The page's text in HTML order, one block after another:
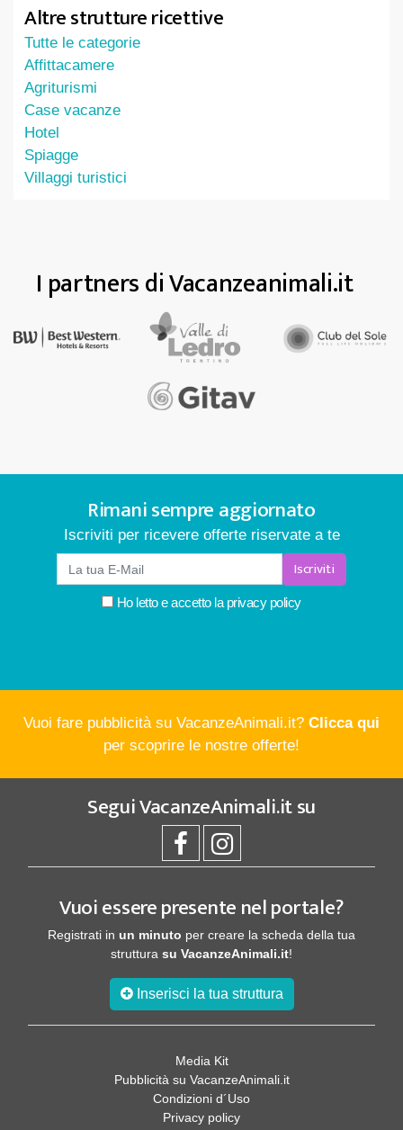
Altre strutture ricettive
Tutte le categorie
Affittacamere
Agriturismi
Case vacanze
Hotel
Spiagge
Villaggi turistici
I partners di Vacanzeanimali.it
Rimani sempre aggiornato
Iscriviti per ricevere offerte riservate a te
Iscriviti
Ho letto e accetto laprivacy policy
Vuoi fare pubblicità su VacanzeAnimali.it? Clicca qui
per scoprire le nostre offerte!
SeguiVacanzeAnimali.itsu
Vuoi essere presente nel portale?
Registrati in un minuto per creare la scheda della tua
struttura su VacanzeAnimali.it!
Inserisci la tua struttura
Media Kit
Pubblicità su VacanzeAnimali.it
Condizioni d´Uso
Privacy policy